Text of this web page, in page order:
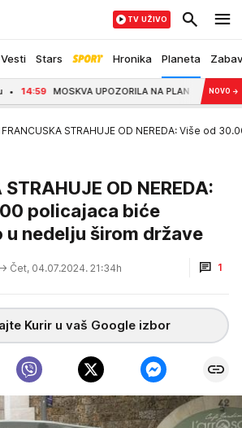
Vesti Stars Hronika Planeta
TV UŽIVO
MOSKVA UPOZORILA NA PLAN ZA UVLAČENJE
NOVO →
FRANCUSKA STRAHUJE OD NEREDA: Više od
OD NEREDA:
policajaca biće
u nedelju širom države
→ Čet, 04.07.2024. 21:34h 1
Kurir u vaš Google izbor